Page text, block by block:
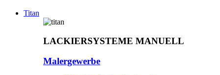
Titan
LACKIERSYSTEME MANUELL
Malergewerbe